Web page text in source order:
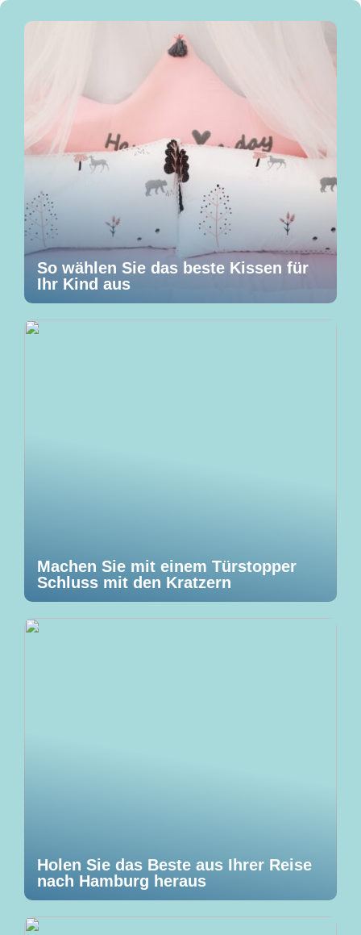
So wählen Sie das beste Kissen für
Ihr Kind aus
Machen Sie mit einem Türstopper
Schluss mit den Kratzern
Holen Sie das Beste aus Ihrer Reise
nach Hamburg heraus